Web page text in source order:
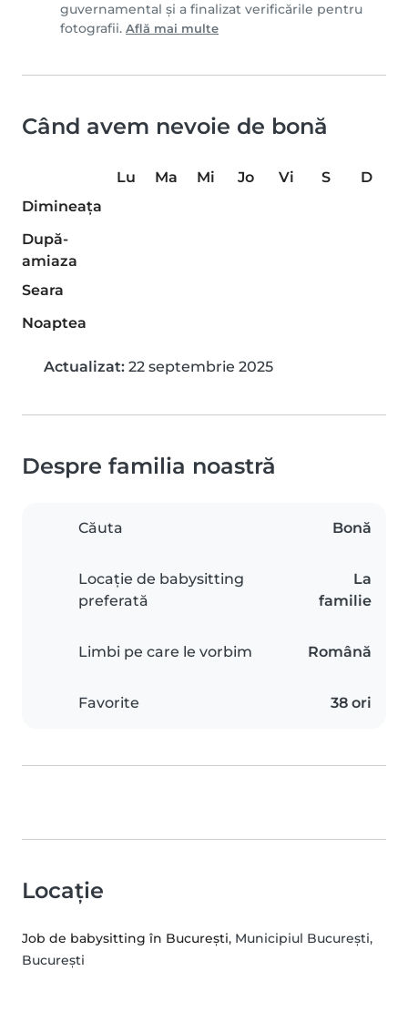
guvernamental și a finalizat verificările pentru
fotografii. Află mai multe
Când avem nevoie de bonă
Lu Ma Mi Jo Vi S
D
Dimineaţa
După-
amiaza
Seara
Noaptea
Actualizat: 22 septembrie 2025
Despre familia noastră
Căuta Bonă
Locație de babysitting
preferată
La
familie
Limbi pe care le vorbim Română
Favorite 38 ori
Locație
Job de babysitting în București, Municipiul Bucureşti,
București